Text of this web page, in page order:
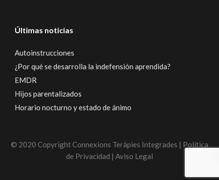
Últimas noticias
Autoinstrucciones
¿Por qué se desarrolla la indefensión aprendida?
EMDR
Hijos parentalizados
Horario nocturno y estado de ánimo
© 2020 Copyright Connexions Teràpies Integrades | Política
de Privacidad | Aviso Legal